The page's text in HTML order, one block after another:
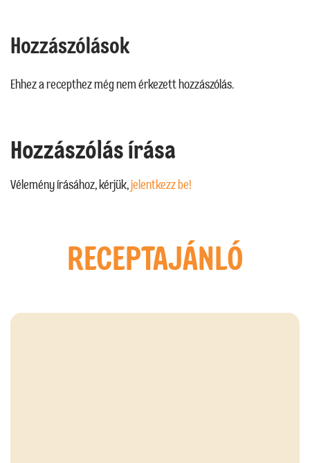
Hozzászólások
Ehhez a recepthez még nem érkezett hozzászólás.
Hozzászólás írása
Vélemény írásához, kérjük,jelentkezz be!
RECEPTAJÁNLÓ